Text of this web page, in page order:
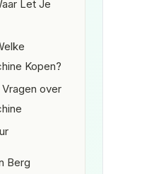
Let Je
Kopen?
over
Berg